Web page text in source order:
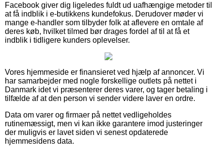
Facebook giver dig ligeledes fuldt ud uafhængige metoder til
at få indblik i e-butikkens kundefokus. Derudover møder vi
mange e-handler som tilbyder folk at aflevere en omtale af
deres køb, hvilket tilmed bør drages fordel af til at få et
indblik i tidligere kunders oplevelser.
Vores hjemmeside er finansieret ved hjælp af annoncer. Vi
har samarbejder med nogle forskellige outlets på nettet i
Danmark idet vi præsenterer deres varer, og tager betaling i
tilfælde af at den person vi sender videre laver en ordre.
Data om varer og firmaer på nettet vedligeholdes
rutinemæssigt, men vi kan ikke garantere imod justeringer
der muligvis er lavet siden vi senest opdaterede
hjemmesidens data.